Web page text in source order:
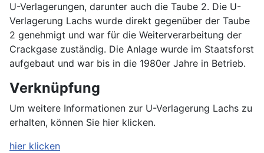
U-Verlagerungen, darunter auch die Taube 2. Die U-
Verlagerung Lachs wurde direkt gegenüber der Taube
2 genehmigt und war für die Weiterverarbeitung der
Crackgase zuständig. Die Anlage wurde im Staatsforst
aufgebaut und war bis in die 1980er Jahre in Betrieb.
Verknüpfung
Um weitere Informationen zur U-Verlagerung Lachs zu
erhalten, können Sie hier klicken.
hier klicken